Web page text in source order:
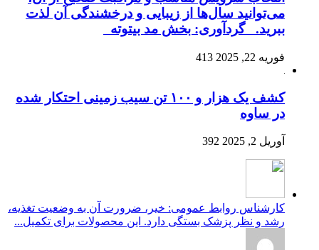
می‌توانید سال‌ها از زیبایی و درخشندگی آن لذت
ببرید. گردآوری: بخش مد بیتوته
فوریه 22, 2025 413
کشف یک هزار و ۱۰۰ تن سیب زمینی احتکار شده
در ساوه
آوریل 2, 2025 392
کارشناس روابط عمومی: خیر، ضرورت آن به وضعیت تغذیه،
رشد و نظر پزشک بستگی دارد. این محصولات برای تکمیل...